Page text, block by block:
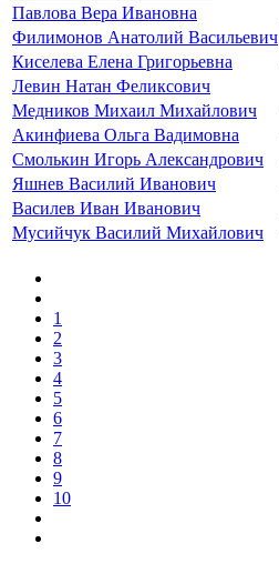
Павлова Вера Ивановна
Филимонов Анатолий Васильевич
Киселева Елена Григорьевна
Левин Натан Феликсович
Медников Михаил Михайлович
Акинфиева Ольга Вадимовна
Смолькин Игорь Александрович
Яшнев Василий Иванович
Василев Иван Иванович
Мусийчук Василий Михайлович
1
2
3
4
5
6
7
8
9
10